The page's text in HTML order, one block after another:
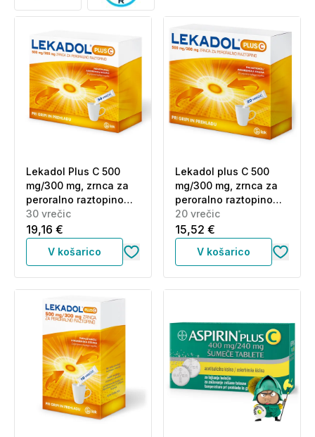
Lekadol Plus C 500
mg/300 mg, zrnca za
peroralno raztopino
(30 vrečic)
30 vrečic
19,16 €
V košarico
Lekadol plus C 500
mg/300 mg, zrnca za
peroralno raztopino
(20 vrečic)
20 vrečic
15,52 €
V košarico